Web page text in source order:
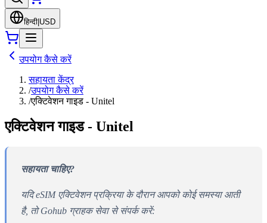
हिन्दी USD
उपयोग कैसे करें
सहायता केंद्र
/उपयोग कैसे करें
/एक्टिवेशन गाइड - Unitel
एक्टिवेशन गाइड - Unitel
सहायता चाहिए?
यदि eSIM एक्टिवेशन प्रक्रिया के दौरान आपको कोई समस्या आती
है, तो Gohub ग्राहक सेवा से संपर्क करें: